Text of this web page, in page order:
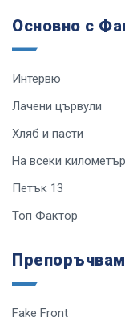
Основно с
Интервю
Лачени цървули
Хляб и пасти
На всеки километър
Петък 13
Топ Фактор
Fake Front